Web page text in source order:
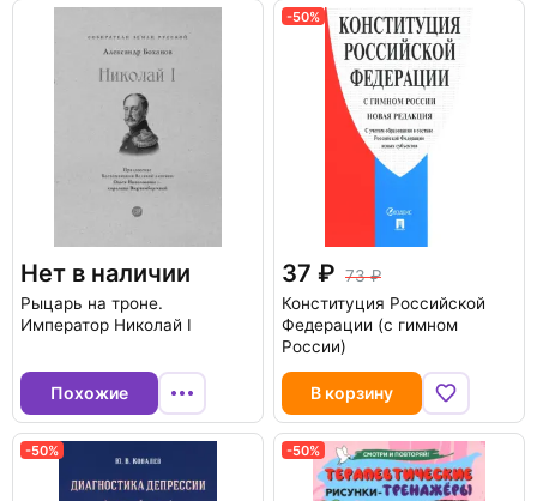
Нет в наличии
Рыцарь на троне.
Император Николай I
Похожие
-50%
37
73
Конституция Российской
Федерации (с гимном
России)
В корзину
-50% -50%